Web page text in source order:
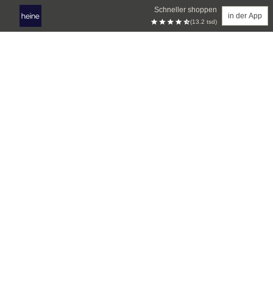
Schneller shoppen
(13.2 tsd)
in der App